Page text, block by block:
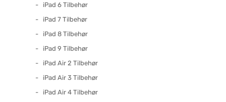
iPad 6 Tilbehør
iPad 7 Tilbehør
iPad 8 Tilbehør
iPad 9 Tilbehør
iPad Air 2 Tilbehør
iPad Air 3 Tilbehør
iPad Air 4 Tilbehør